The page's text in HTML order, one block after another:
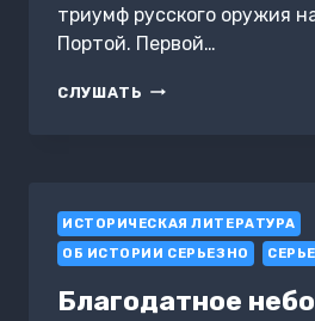
триумф русского оружия
Портой. Первой…
СЛУШАТЬ ЗА
ИСТОРИЧЕСКАЯ ЛИТЕРАТУРА
ОБ ИСТОРИИ СЕРЬЕЗНО
Благодатное небо